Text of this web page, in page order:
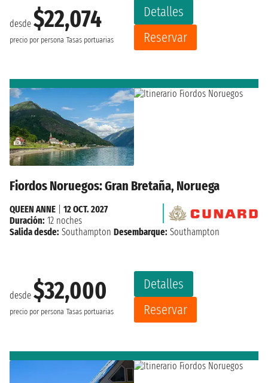
desde $22,074
precio por persona Tasas portuarias
Detalles
Reservar
Fiordos Noruegos: Gran Bretaña, Noruega
desde $32,000
precio por persona Tasas portuarias
Detalles
Reservar
QUEEN ANNE
12 OCT. 2027
Duración: 12 noches
Salida desde: Southampton Desembarque: Southampton